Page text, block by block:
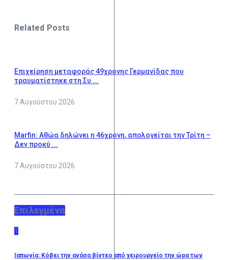
Related Posts
Επιχείρηση μεταφοράς 49χρονης Γερμανίδας που
τραυματίστηκε στη Συ ...
7 Αυγούστου 2026
Marfin: Αθώα δηλώνει η 46χρονη, απολογείται την Τρίτη –
Δεν προκύ ...
7 Αυγούστου 2026
Επιλεγμένα
1
Ιαπωνία: Κόβει την ανάσα βίντεο από χειρουργείο την ώρα των